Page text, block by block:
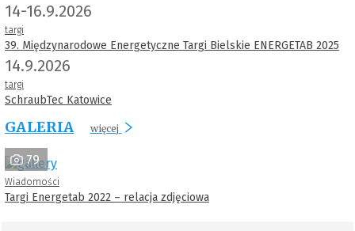
14-16.9.2026
targi
39. Międzynarodowe Energetyczne Targi Bielskie ENERGETAB 2025
14.9.2026
targi
SchraubTec Katowice
GALERIA więcej
79
Wiadomości
Targi Energetab 2022 – relacja zdjęciowa